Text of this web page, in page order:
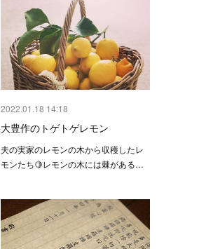
2022.01.18 14:18
大豊作のトゲトゲレモン
夫の実家のレモンの木から収穫したレ
モンたち🍋レモンの木には棘がある…